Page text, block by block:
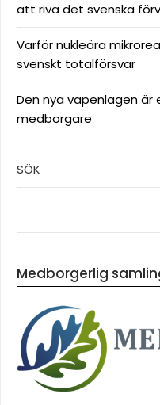
att riva det svenska
Varför nukleära
svenskt totalförsvar
Den nya vapenlagen
medborgare
SÖK
Medborgerlig